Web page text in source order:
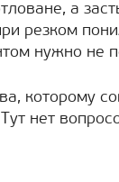
а
резком
нужно не
которому
нет